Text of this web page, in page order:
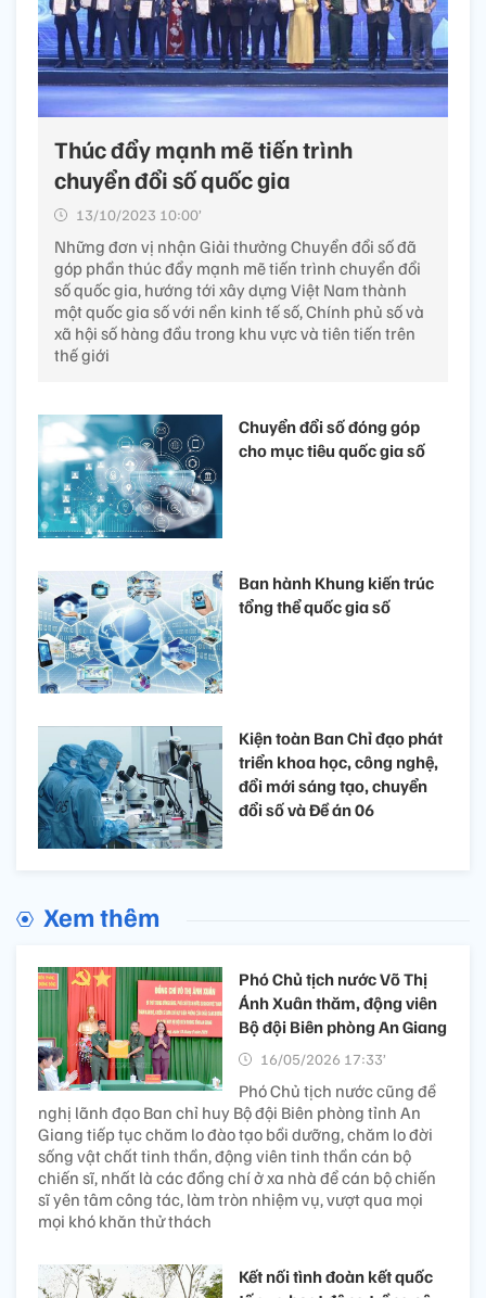
Thúc đẩy mạnh mẽ tiến trình
chuyển đổi số quốc gia
13/10/2023 10:00’
Những đơn vị nhận Giải thưởng Chuyển đổi số đã
góp phần thúc đẩy mạnh mẽ tiến trình chuyển đổi
số quốc gia, hướng tới xây dựng Việt Nam thành
một quốc gia số với nền kinh tế số, Chính phủ số và
xã hội số hàng đầu trong khu vực và tiên tiến trên
thế giới
Chuyển đổi số đóng góp
cho mục tiêu quốc gia số
Ban hành Khung kiến trúc
tổng thể quốc gia số
Kiện toàn Ban Chỉ đạo phát
triển khoa học, công nghệ,
đổi mới sáng tạo, chuyển
đổi số và Đề án 06
Xem thêm
Phó Chủ tịch nước Võ Thị
Ánh Xuân thăm, động viên
Bộ đội Biên phòng An Giang
16/05/2026 17:33’
Phó Chủ tịch nước cũng đề
nghị lãnh đạo Ban chỉ huy Bộ đội Biên phòng tỉnh An
Giang tiếp tục chăm lo đào tạo bồi dưỡng, chăm lo đời
sống vật chất tinh thần, động viên tinh thần cán bộ
chiến sĩ, nhất là các đồng chí ở xa nhà để cán bộ chiến
sĩ yên tâm công tác, làm tròn nhiệm vụ, vượt qua mọi
mọi khó khăn thử thách
Kết nối tình đoàn kết quốc